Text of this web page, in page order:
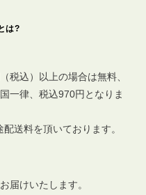
は?
税込）以上の場合は無料、
一律、税込970円となりま
送料を頂いております。
届けいたします。